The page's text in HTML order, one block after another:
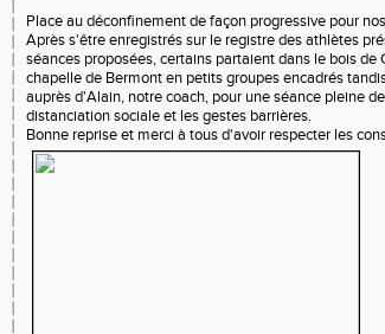
Place au déconfinement de façon progressive pour
Après s'être enregistrés sur le registre des athlètes
séances proposées, certains partaient dans le bois de
chapelle de Bermont en petits groupes encadrés
auprès d'Alain, notre coach, pour une séance pleine
distanciation sociale et les gestes barrières.
Bonne reprise et merci à tous d'avoir respecter les